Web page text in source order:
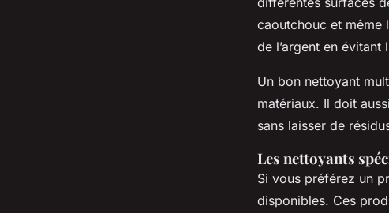
caoutchouc et même
de l’argent en évitant
Un bon nettoyant
matériaux. Il doit
sans laisser de
Les nettoyants
Si vous préférez un
disponibles. Ces